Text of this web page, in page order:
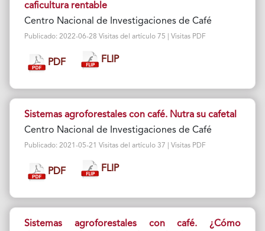
caficultura rentable
Centro Nacional de Investigaciones de Café
Publicado: 2022-06-28 Visitas del artículo 75 | Visitas PDF
PDF FLIP
Sistemas agroforestales con café. Nutra su cafetal
Centro Nacional de Investigaciones de Café
Publicado: 2021-05-21 Visitas del artículo 37 | Visitas PDF
PDF FLIP
Sistemas agroforestales con café. ¿Cómo